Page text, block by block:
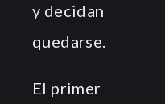
y decidan
quedarse.
El primer